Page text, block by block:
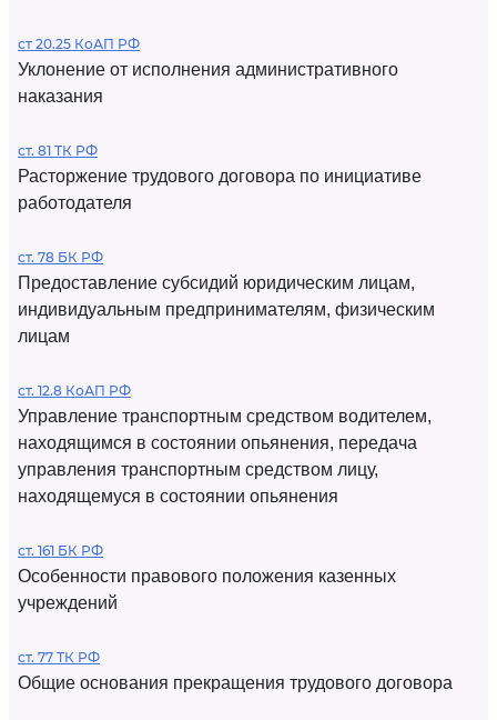
ст 20.25 КоАП РФ
Уклонение от исполнения административного
наказания
ст. 81 ТК РФ
Расторжение трудового договора по инициативе
работодателя
ст. 78 БК РФ
Предоставление субсидий юридическим лицам,
индивидуальным предпринимателям, физическим
лицам
ст. 12.8 КоАП РФ
Управление транспортным средством водителем,
находящимся в состоянии опьянения, передача
управления транспортным средством лицу,
находящемуся в состоянии опьянения
ст. 161 БК РФ
Особенности правового положения казенных
учреждений
ст. 77 ТК РФ
Общие основания прекращения трудового договора